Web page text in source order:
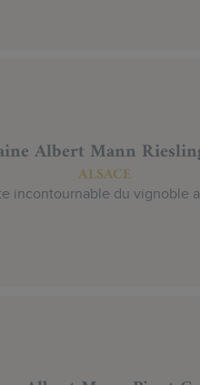
Albert Mann
ALSACE
incontournable du vignoble